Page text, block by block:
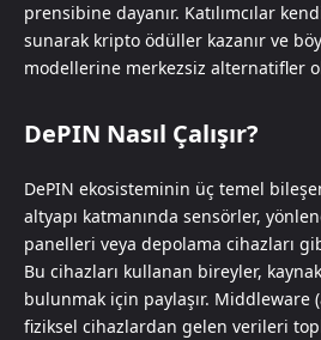
prensibine dayanır. Katılımcılar
sunarak kripto ödüller kazanır ve
modellerine merkezsiz alternatifler
DePIN Nasıl Çalışır?
DePIN ekosisteminin üç temel
altyapı katmanında sensörler,
panelleri veya depolama cihazları
Bu cihazları kullanan bireyler,
bulunmak için paylaşır. Middleware
fiziksel cihazlardan gelen verileri